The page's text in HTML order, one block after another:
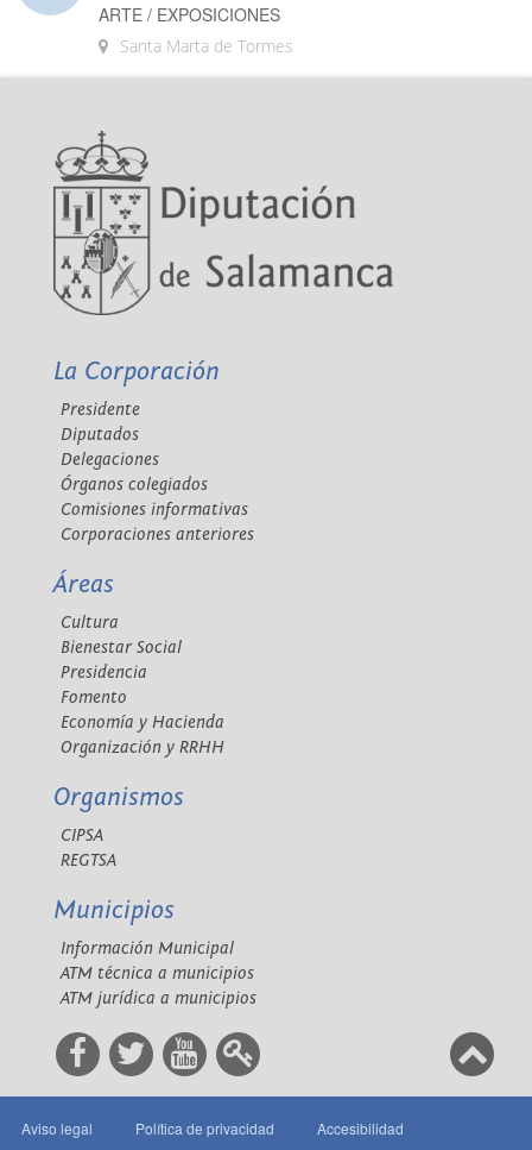
ARTE / EXPOSICIONES
Santa Marta de Tormes
La Corporación
Presidente
Diputados
Delegaciones
Órganos colegiados
Comisiones informativas
Corporaciones anteriores
Áreas
Cultura
Bienestar Social
Presidencia
Fomento
Economía y Hacienda
Organización y RRHH
Organismos
CIPSA
REGTSA
Municipios
Información Municipal
ATM técnica a municipios
ATM jurídica a municipios
Aviso legal Política de privacidad Accesibilidad